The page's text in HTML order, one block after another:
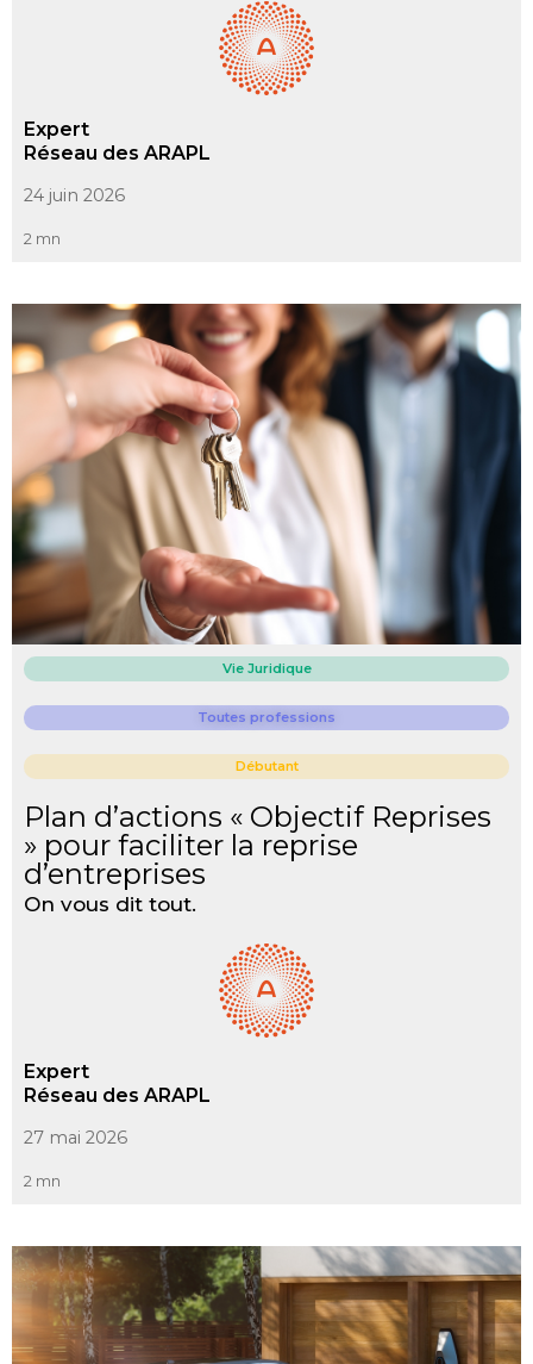
Expert
Réseau des ARAPL
24 juin 2026
2 mn
Vie Juridique
Toutes professions
Débutant
Plan d’actions « Objectif Reprises
» pour faciliter la reprise
d’entreprises
On vous dit tout.
Expert
Réseau des ARAPL
27 mai 2026
2 mn